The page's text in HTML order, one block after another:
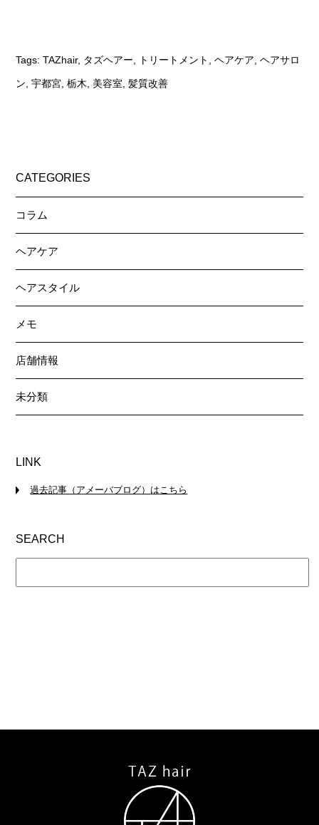
Tags:TAZhair, タズヘアー トリートメント ,ヘアケア ,ヘアサロ
ン ,宇都宮 ,栃木 美容室 ,髪質改善
CATEGORIES
コラム
ヘアケア
ヘアスタイル
メモ
店舗情報
未分類
LINK
過去記事（アメーバブログ）はこちら
SEARCH